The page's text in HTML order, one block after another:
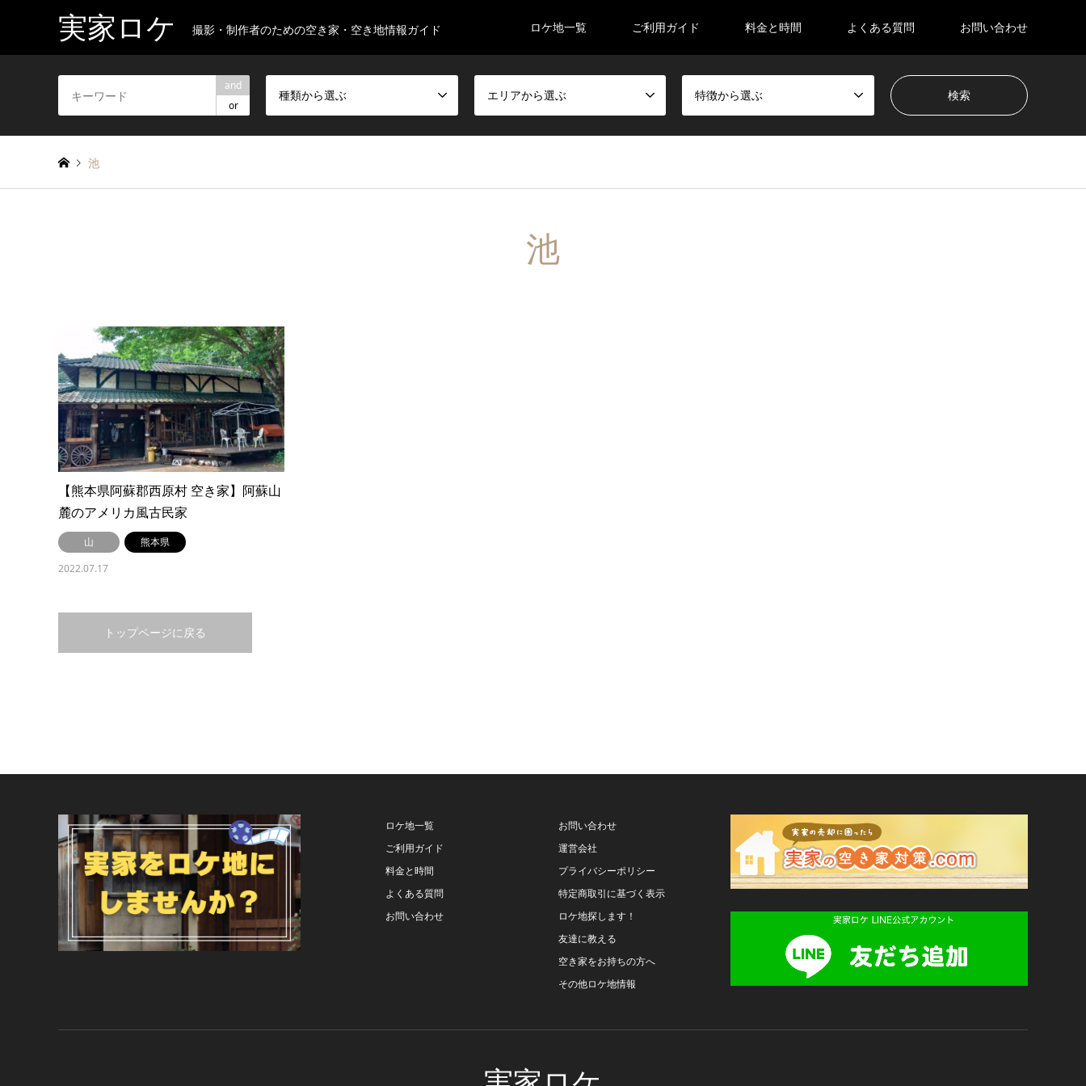
実家ロケ 撮影・制作者のための空き家・空き地情報ガイド ロケ地一覧 ご利用ガイド 料金と時間 よくある質問 お問い合わせ
and
or
種類から選ぶ エリアから選ぶ 特徴から選ぶ
池
池
【熊本県阿蘇郡西原村 空き家】阿蘇山
麓のアメリカ風古民家
山
熊本県
2022.07.17
トップページに戻る
ロケ地一覧
ご利用ガイド
料金と時間
よくある質問
お問い合わせ
お問い合わせ
運営会社
プライバシーポリシー
特定商取引に基づく表示
ロケ地探します！
友達に教える
空き家をお持ちの方へ
その他ロケ地情報